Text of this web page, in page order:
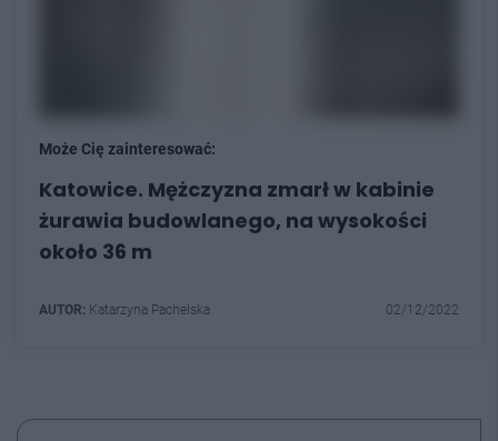
Może Cię zainteresować:
Katowice. Mężczyzna zmarł w kabinie
żurawia budowlanego, na wysokości
około 36 m
AUTOR: Katarzyna Pachelska 02/12/2022